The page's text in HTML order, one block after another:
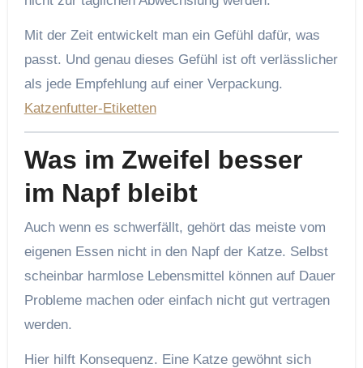
Mit der Zeit entwickelt man ein Gefühl dafür, was
passt. Und genau dieses Gefühl ist oft verlässlicher
als jede Empfehlung auf einer Verpackung.
Katzenfutter-Etiketten
Was im Zweifel besser
im Napf bleibt
Auch wenn es schwerfällt, gehört das meiste vom
eigenen Essen nicht in den Napf der Katze. Selbst
scheinbar harmlose Lebensmittel können auf Dauer
Probleme machen oder einfach nicht gut vertragen
werden.
Hier hilft Konsequenz. Eine Katze gewöhnt sich